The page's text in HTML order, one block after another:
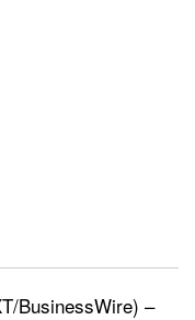
BusinessWire) –